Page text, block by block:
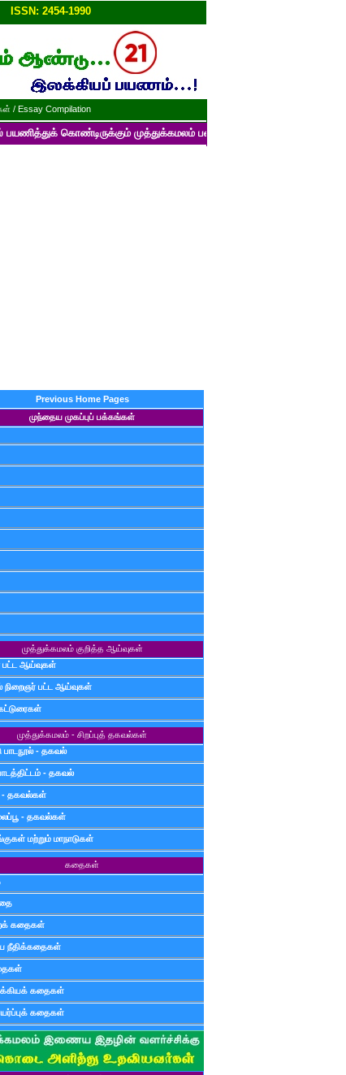
ISSN: 2454-1990
/ Essay Compilation
கொண்டிருக்கும் முத்துக்கமலம் பன்னாட்டுத் தமிழ் மின்னிதழின்
Previous Home Pages
முந்தைய முகப்புப் பக்கங்கள்
முத்துக்கமலம் குறித்த ஆய்வுகள்
பட்ட ஆய்வுகள்
நிறைஞர் பட்ட ஆய்வுகள்
முத்துக்கமலம் - சிறப்புத் தகவல்கள்
பாடநூல் - தகவல்
- தகவல்
- தகவல்கள்
- தகவல்கள்
மற்றும் மாநாடுகள்
கதைகள்
கதைகள்
நீதிக்கதைகள்
கதைகள்
கதைகள்